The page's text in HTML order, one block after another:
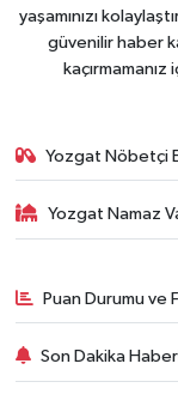
yaşamınızı
güvenilir haber
kaçırmamanız
Yozgat Nöbetçi
Yozgat Namaz
Puan Durumu ve
Son Dakika